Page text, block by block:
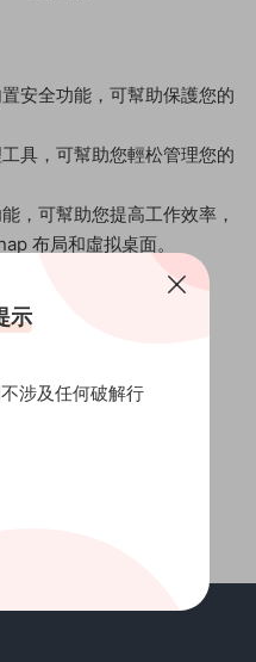
置安全功能，可幫助保護您的
具，可幫助您輕松管理您的
，可幫助您提高工作效率，
布局和虛拟桌面。
示
涉及任何破解行